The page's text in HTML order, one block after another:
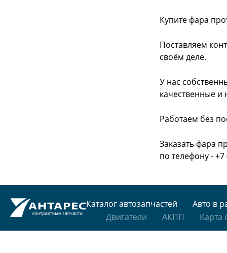
Купите фара
Поставляем
своём деле.
У нас
качественные и
Работаем без
Заказать фара
по телефону -
Каталог автозапчастей
Авто в
Двигатели
АКПП Карта